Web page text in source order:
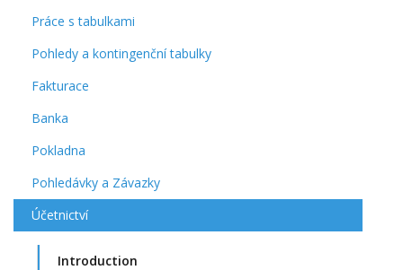
Práce s tabulkami
Pohledy a kontingenční tabulky
Fakturace
Banka
Pokladna
Pohledávky a Závazky
Účetnictví
Introduction